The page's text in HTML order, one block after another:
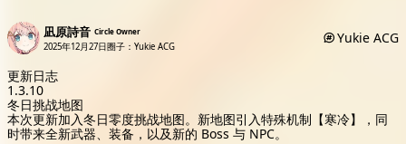
凪原詩音 Circle Owner
2025年12月27日圈子：Yukie ACG Yukie ACG
更新日志
1.3.10
冬日挑战地图
本次更新加入冬日零度挑战地图。新地图引入特殊机制【寒冷】，同
时带来全新武器、装备，以及新的 Boss 与 NPC。